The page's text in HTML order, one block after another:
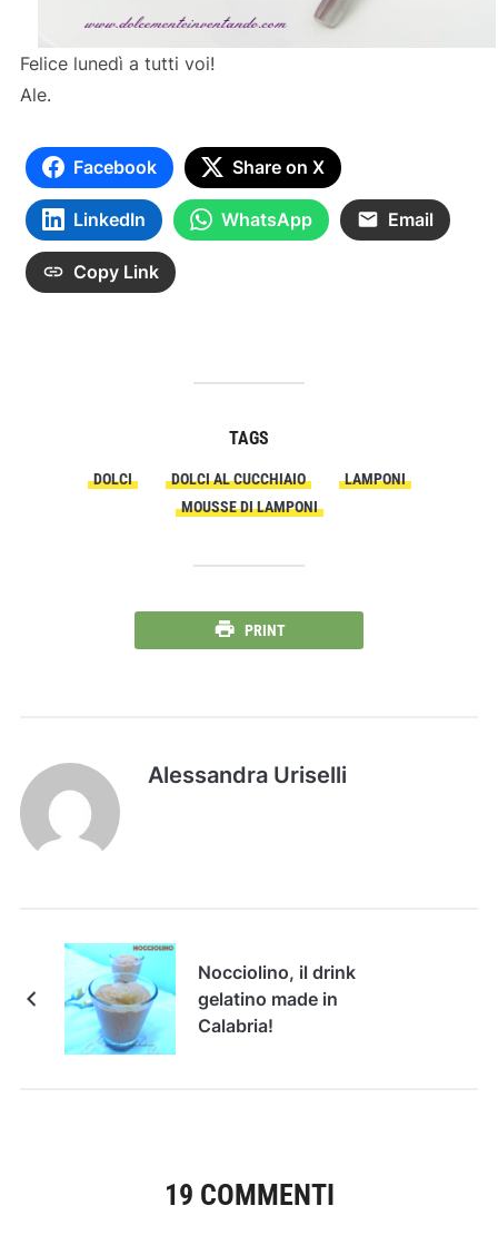
Felice lunedì a tutti voi!
Ale.
Facebook Share on X
LinkedIn WhatsApp Email
Copy Link
TAGS
DOLCI DOLCI AL CUCCHIAIO
LAMPONI
MOUSSE DI LAMPONI
PRINT
Alessandra Uriselli
Nocciolino, il drink
gelatino made in
Calabria!
19 COMMENTI